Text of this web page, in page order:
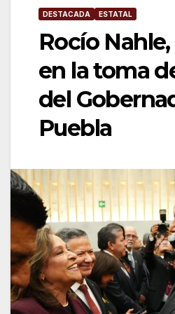
DESTACADA ESTATAL
Rocío
en la toma
del
Puebla